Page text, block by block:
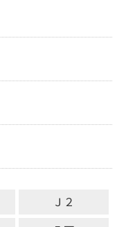
Ｊ２